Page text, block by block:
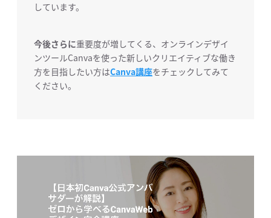
しています。
今後さらに重要度が増してくる、オンラインデザイ
ンツールCanvaを使った新しいクリエイティブな働き
方を目指したい方はCanva講座をチェックしてみて
ください。